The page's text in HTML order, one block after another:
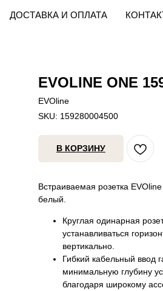
ДОСТАВКА И ОПЛАТА
EVOLINE ONE
EVOline
SKU: 159280004500
В КОРЗИНУ
Встраиваемая розетка
белый.
Круглая одинарная
устанавливаться
вертикально.
Гибкий кабельный ввод
минимальную глубину
благодаря широкому